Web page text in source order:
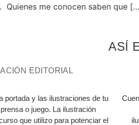
Quienes me conocen saben que
ASÍ
EDITORIAL
portada y las ilustraciones de tu
o juego. La ilustración
que utilizo para potenciar el